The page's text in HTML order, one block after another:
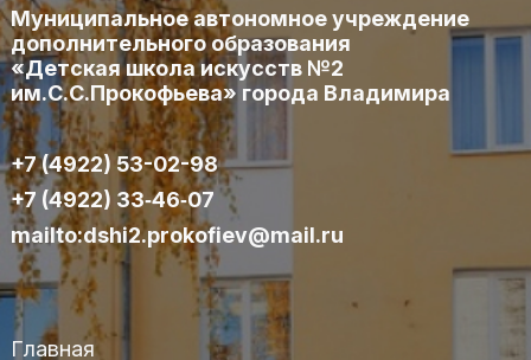
Муниципальное автономное учреждение
дополнительного образования
«Детская школа искусств №2
им.С.С.Прокофьева» города Владимира
+7 (4922) 53-02-98
+7 (4922) 33‑46‑07
mailto:dshi2.prokofiev@mail.ru
Главная